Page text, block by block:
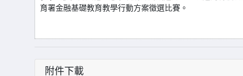
育署金融基礎教育教學行動方案徵選比賽。
附件下載